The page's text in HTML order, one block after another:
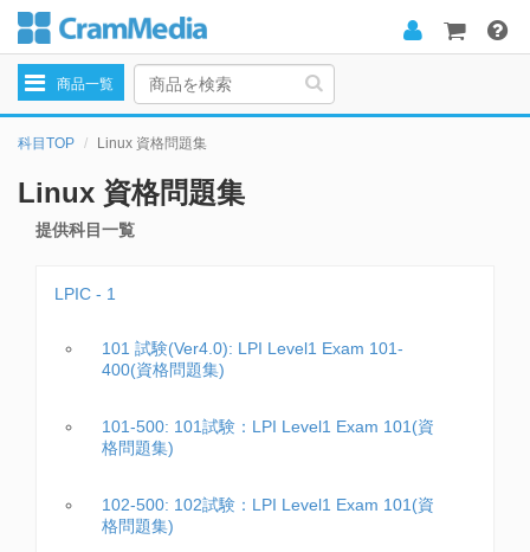
navigation
商品一覧
科目TOP Linux 資格問題集
Linux 資格問題集
提供科目一覧
LPIC - 1
101 試験(Ver4.0): LPI Level1 Exam 101-
400(資格問題集)
101-500: 101試験：LPI Level1 Exam 101(資
格問題集)
102-500: 102試験：LPI Level1 Exam 101(資
格問題集)